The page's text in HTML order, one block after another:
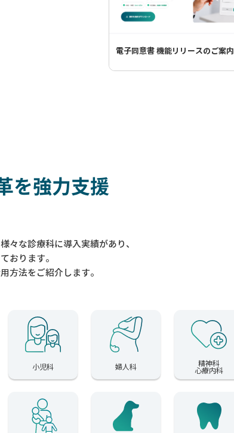
電子同意書 機能リリースのご案内
を強力支援
々な診療科に導入実績があり、
おります。
方法をご紹介します。
小児科 婦人科 精神科
心療内科